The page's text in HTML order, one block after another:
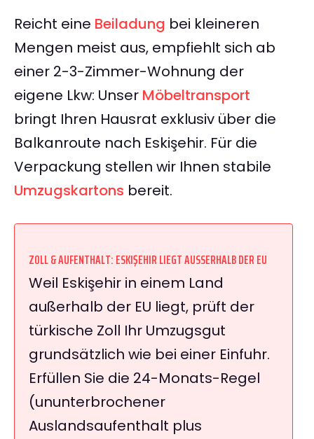
Reicht eine Beiladung bei kleineren
Mengen meist aus, empfiehlt sich ab
einer 2-3-Zimmer-Wohnung der
eigene Lkw: Unser Möbeltransport
bringt Ihren Hausrat exklusiv über die
Balkanroute nach Eskişehir. Für die
Verpackung stellen wir Ihnen stabile
Umzugskartons bereit.
ZOLL & AUFENTHALT: ESKIŞEHIR LIEGT AUSSERHALB DER EU
Weil Eskişehir in einem Land
außerhalb der EU liegt, prüft der
türkische Zoll Ihr Umzugsgut
grundsätzlich wie bei einer Einfuhr.
Erfüllen Sie die 24-Monats-Regel
(ununterbrochener
Auslandsaufenthalt plus